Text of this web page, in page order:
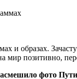
и образах.
мир позитивно,
фото